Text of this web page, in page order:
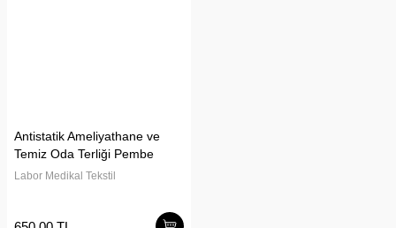
Antistatik Ameliyathane ve
Temiz Oda Terliği Pembe
Labor Medikal Tekstil